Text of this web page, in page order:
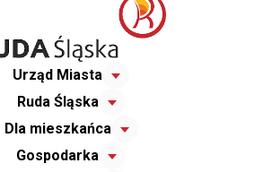
Urząd Miasta
Ruda Śląska
Dla mieszkańca
Gospodarka